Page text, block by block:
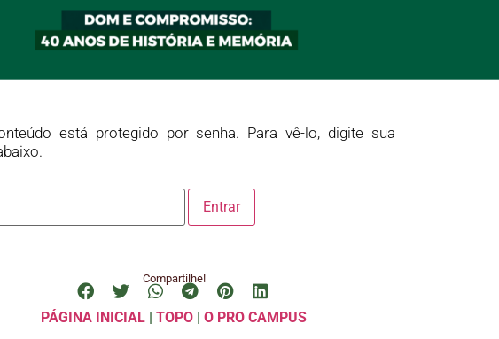
está protegido por senha. Para vê-lo, digite sua
Compartilhe!
PÁGINA INICIAL | TOPO | O PRO CAMPUS